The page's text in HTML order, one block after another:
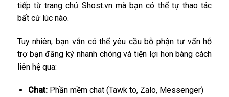
tiếp từ trang chủ Shost.vn mà bạn có thể tự thao tác
bất cứ lúc nào.
Tuy nhiên, bạn vẫn có thể yêu cầu bỗ phận tư vấn hỗ
trợ bạn đăng ký nhanh chóng vá tiện lợi hơn bàng cách
liên hệ qua:
Chat: Phần mềm chat (Tawk to, Zalo, Messenger)